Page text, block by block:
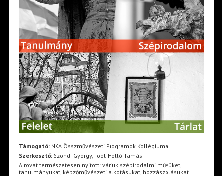
Támogató:NKA Összművészeti Programok Kollégiuma
Szerkesztő:Szondi György, Toót-Holló Tamás
A rovat természetesen nyitott: várjuk szépirodalmi művüket,
tanulmányukat, képzőművészeti alkotásukat, hozzászólásukat.